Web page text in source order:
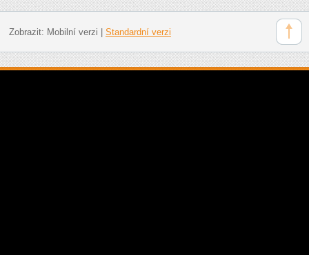
Zobrazit: Mobilní verzi Standardní verzi